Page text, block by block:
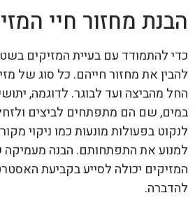
הבנת מחזור חיי
כדי להתמודד עם בעיית המזיקים
להבין את מחזור חייהם. כל סוג של
החל מהביצה ועד לבוגר. לדוגמה,
במים, שם הם מתפתחים לביצים
לנקוט בפעולות מונעות כמו ניקוי
למנוע את התפתחותם. הבנה מעמיקה
המזיקים יכולה לסייע בקביעת
להדברה.